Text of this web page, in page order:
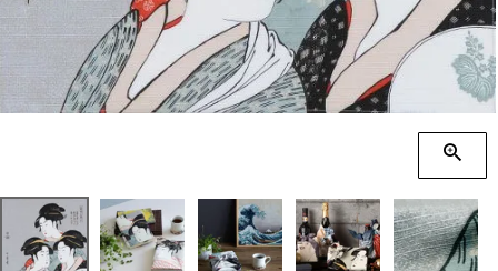
季節の贈り物
プチギフト
ギフトラッピング
竹久夢二
伊砂文様
リバーシブル